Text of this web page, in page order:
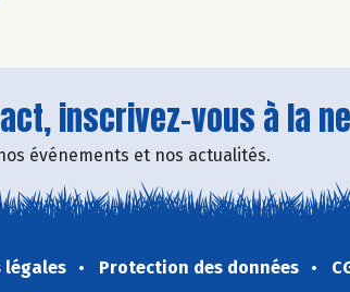
inscrivez-vous à la
événements et nos actualités.
légales Protection des données